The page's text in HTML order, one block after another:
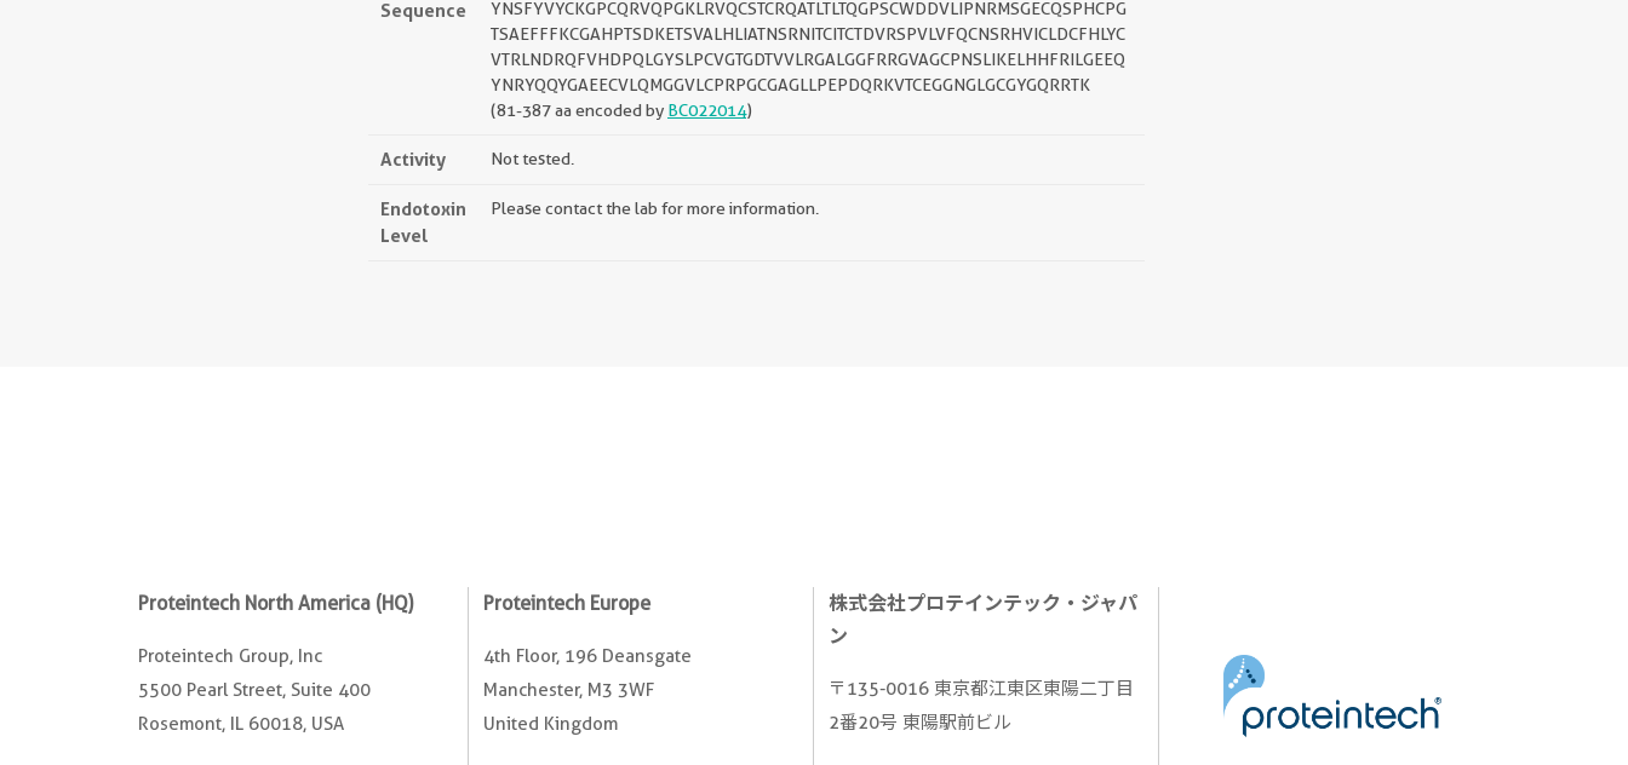
Sequence
YNSFYVYCKGPCQRVQPGKLRVQCSTCRQATLTLTQGPSCWDDVLIPNRMSGECQSPHCPG
TSAEFFFKCGAHPTSDKETSVALHLIATNSRNITCITCTDVRSPVLVFQCNSRHVICLDCFHLYC
VTRLNDRQFVHDPQLGYSLPCVGTGDTVVLRGALGGFRRGVAGCPNSLIKELHHFRILGEEQ
YNRYQQYGAEECVLQMGGVLCPRPGCGAGLLPEPDQRKVTCEGGNGLGCGYGQRRTK
(81-387 aa encoded by BC022014)
Activity Not tested.
Endotoxin
Level
Please contact the lab for more information.
Proteintech North America (HQ)
Proteintech Group, Inc
5500 Pearl Street, Suite 400
Rosemont, IL 60018, USA
Proteintech Europe
4th Floor, 196 Deansgate
Manchester, M3 3WF
United Kingdom
株式会社プロテインテック・ジャパ
ン
〒135-0016 東京都江東区東陽二丁目
2番20号 東陽駅前ビル